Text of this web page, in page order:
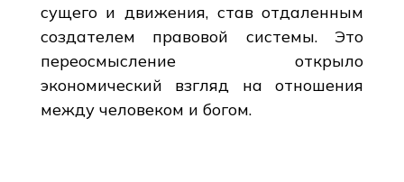
сущего и движения, став отдаленным
создателем правовой системы. Это
переосмысление открыло
экономический взгляд на отношения
между человеком и богом.